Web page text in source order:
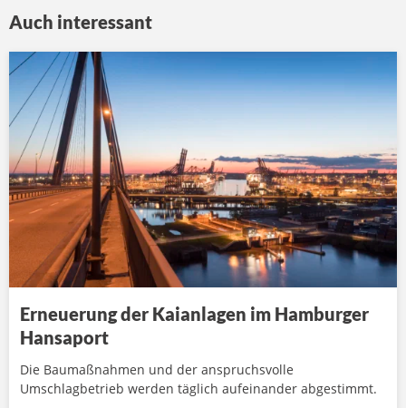
Auch interessant
Erneuerung der Kaianlagen im Hamburger
Hansaport
Die Baumaßnahmen und der anspruchsvolle
Umschlagbetrieb werden täglich aufeinander abgestimmt.